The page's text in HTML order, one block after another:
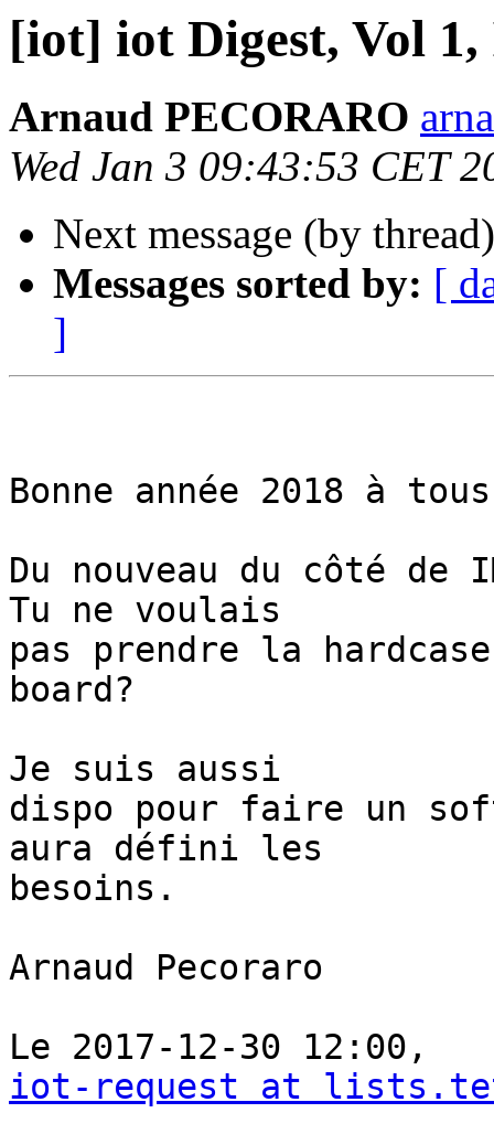
[iot] iot Digest, Vol 1,
Arnaud PECORARO
Wed Jan 3 09:43:53 CET
Next message (by
Messages sorted by: [
]
Bonne année 2018 à
Du nouveau du côté de
Tu ne voulais
pas prendre la
board?
Je suis aussi
dispo pour faire un
aura défini les
besoins.
Arnaud Pecoraro
iot-request at